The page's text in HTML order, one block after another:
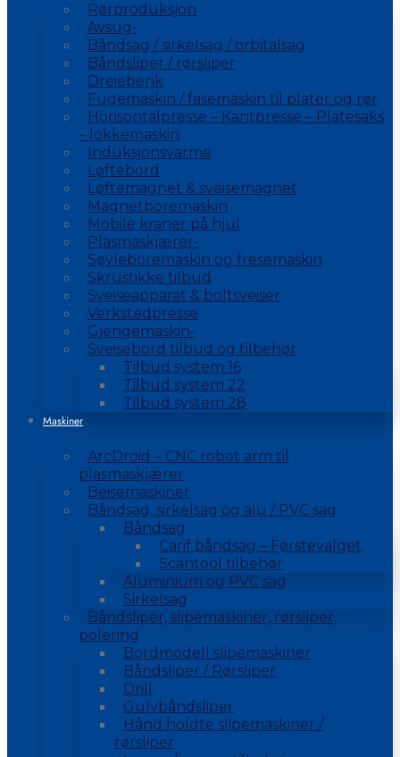
Rørproduksjon
Avsug-
Båndsag / sirkelsag / orbitalsag
Båndsliper / rørsliper
Dreiebenk
Fugemaskin / fasemaskin til plater og rør
Horisontalpresse – Kantpresse – Platesaks
– lokkemaskin
Induksjonsvarme
Løftebord
Løftemagnet & sveisemagnet
Magnetboremaskin
Mobile kraner på hjul
Plasmaskjærer-
Søyleboremaskin og fresemaskin
Skrustikke tilbud
Sveiseapparat & boltsveiser
Verkstedpresse
Gjengemaskin-
Sveisebord tilbud og tilbehør
Tilbud system 16
Tilbud system 22
Tilbud system 28
Maskiner
ArcDroid – CNC robot arm til
plasmaskjærer
Beisemaskiner
Båndsag, sirkelsag og alu / PVC sag
Båndsag
Carif båndsag – Førstevalget
Scantool tilbehør
Aluminium og PVC sag
Sirkelsag
Båndsliper, slipemaskiner, rørsliper,
polering
Bordmodell slipemaskiner
Båndsliper / Rørsliper
Drill
Gulvbåndsliper
Hånd holdte slipemaskiner /
rørsliper